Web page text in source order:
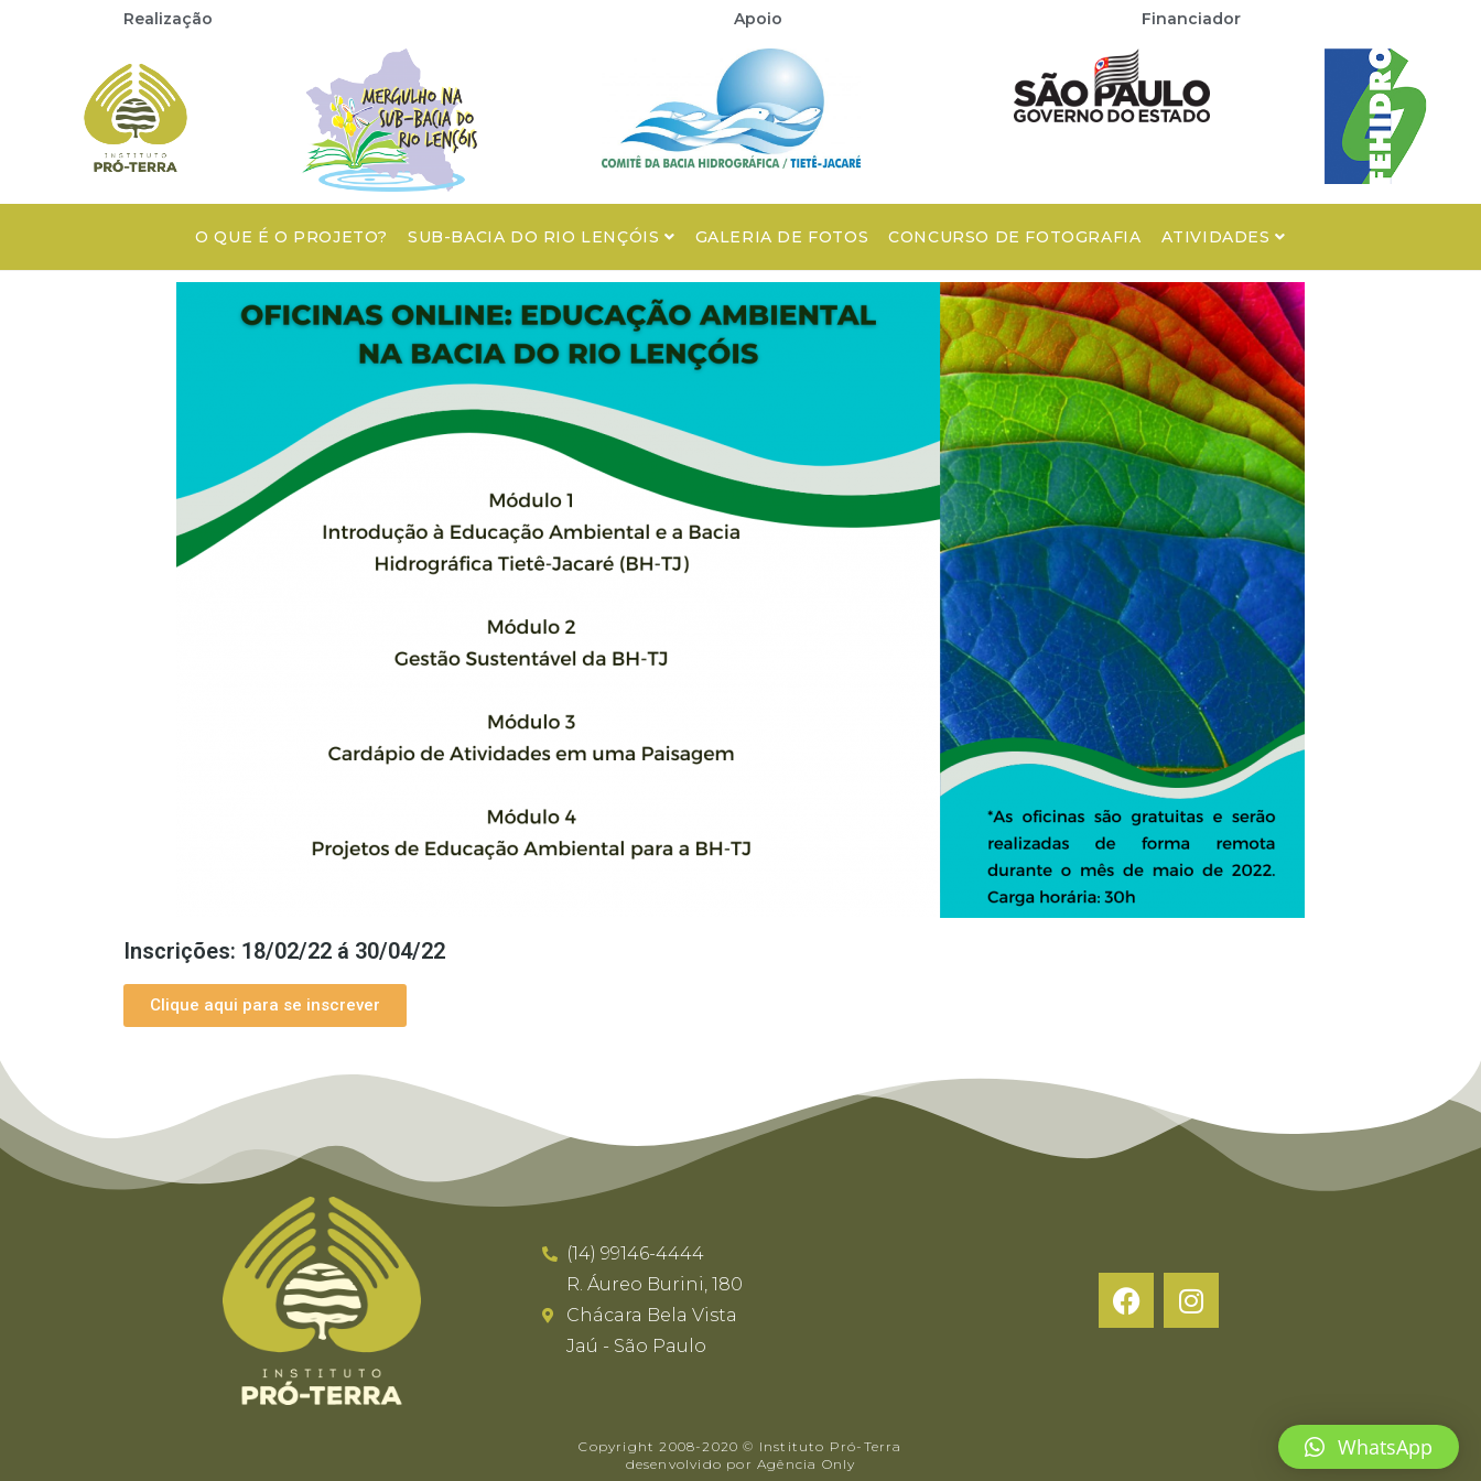
Realização Apoio Financiador
O QUE É O PROJETO? SUB-BACIA DO RIO LENÇÓIS GALERIA DE FOTOS CONCURSO DE FOTOGRAFIA ATIVIDADES
Inscrições: 18/02/22 á 30/04/22
Clique aqui para se inscrever
(14) 99146-4444
R. Áureo Burini, 180
Chácara Bela Vista
Jaú - São Paulo
Copyright 2008-2020 © Instituto Pró-Terra
desenvolvido por Agência Only
WhatsApp